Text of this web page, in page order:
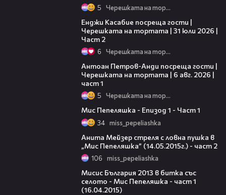
5 Черешката на тортата
Енджи Касабие посреща гости |
Черешката на тортата | 31 юли 2026 |
Част 2
6 Черешката на тортата
Антоан Петров-Анди посреща гости |
Черешката на тортата | 6 авг. 2026 |
част 1
5 Черешката на тортата
Мис Пепеляшка - Епизод 1 - Част 1
34 miss_pepeliashka
Анита Мейзер стреля с ловна пушка в
„Мис Пепеляшка” (14.05.2015г.) - част 2
106 miss_pepeliashka
Мисис България 2013 в битка със
селото - Мис Пепеляшка - част 1
(16.04.2015)